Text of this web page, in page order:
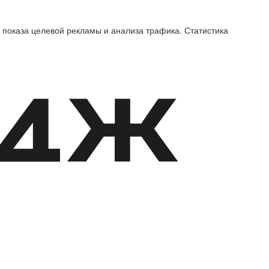
целевой рекламы и анализа трафика. Статистика